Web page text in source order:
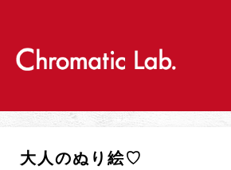
大人のぬり絵♡